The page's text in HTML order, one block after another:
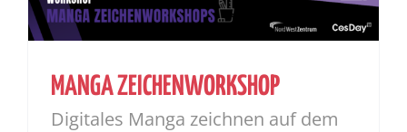
MANGA ZEICHENWORKSHOP
Digitales Manga zeichnen auf dem